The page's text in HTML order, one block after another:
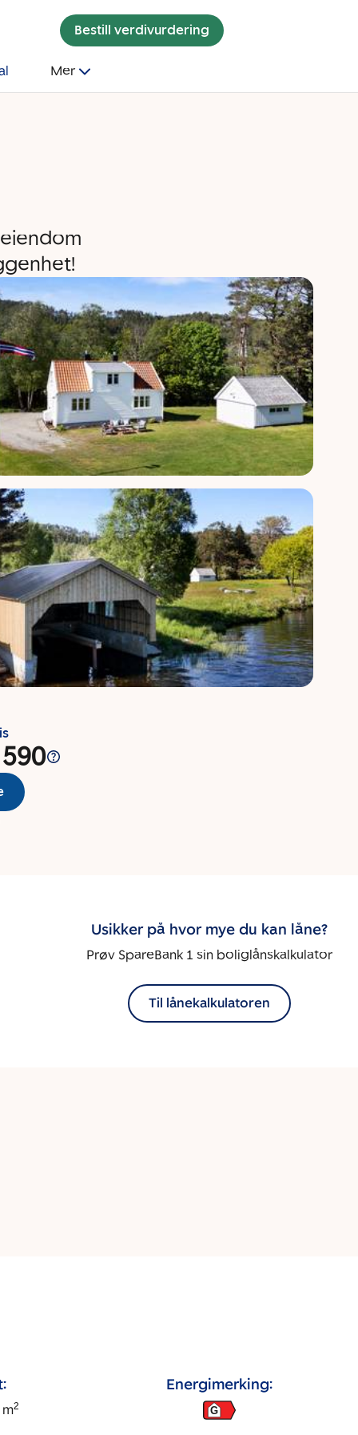
Bestill verdivurdering
Mer
Usikker på hvor mye du kan låne?
Prøv SpareBank 1 sin boliglånskalkulator
Til lånekalkulatoren
m2
Energimerking:
G